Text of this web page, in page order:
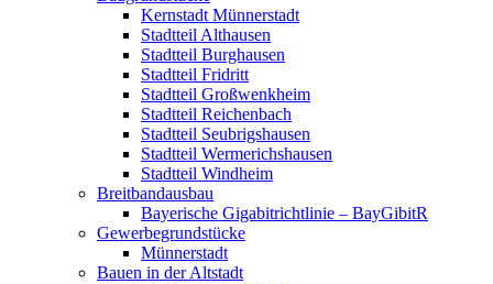
Kernstadt Münnerstadt
Stadtteil Althausen
Stadtteil Burghausen
Stadtteil Fridritt
Stadtteil Großwenkheim
Stadtteil Reichenbach
Stadtteil Seubrigshausen
Stadtteil Wermerichshausen
Stadtteil Windheim
Breitbandausbau
Bayerische Gigabitrichtlinie – BayGibitR
Gewerbegrundstücke
Münnerstadt
Bauen in der Altstadt